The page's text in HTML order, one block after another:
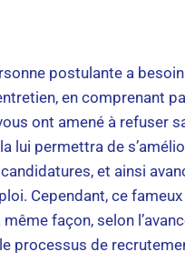
postulante a
en comprenant
ont amené à refuser
lui permettra de
et ainsi
Cependant, ce
façon, selon
processus de